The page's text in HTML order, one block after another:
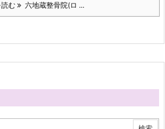
む 六地蔵整骨院(ロ ...